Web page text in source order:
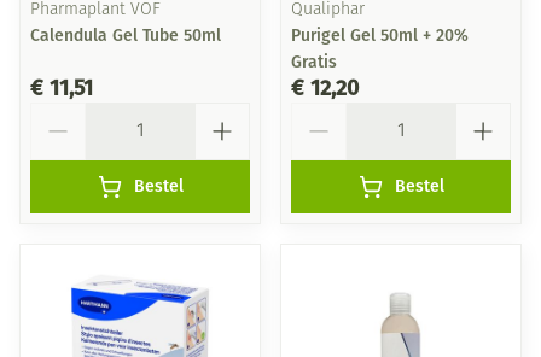
Pharmaplant VOF
Calendula Gel Tube 50ml
€ 11,51
Bestel
Qualiphar
Purigel Gel 50ml + 20%
Gratis
€ 12,20
Bestel